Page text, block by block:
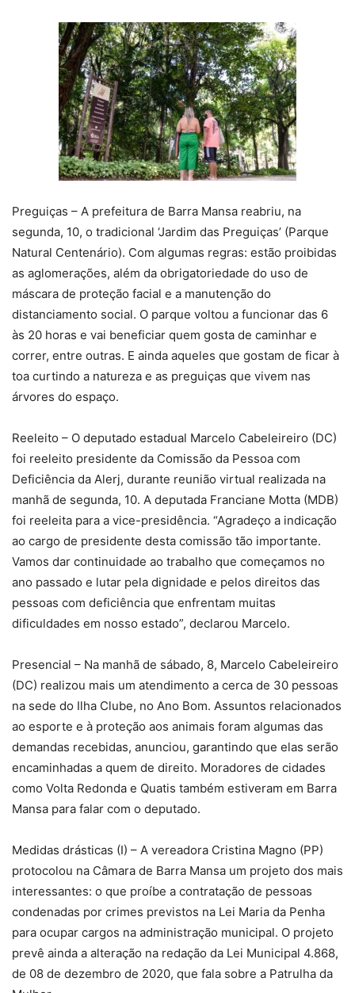
Preguiças – A prefeitura de Barra Mansa reabriu, na
segunda, 10, o tradicional ‘Jardim das Preguiças’ (Parque
Natural Centenário). Com algumas regras: estão proibidas
as aglomerações, além da obrigatoriedade do uso de
máscara de proteção facial e a manutenção do
distanciamento social. O parque voltou a funcionar das 6
às 20 horas e vai beneficiar quem gosta de caminhar e
correr, entre outras. E ainda aqueles que gostam de ficar à
toa curtindo a natureza e as preguiças que vivem nas
árvores do espaço.
Reeleito – O deputado estadual Marcelo Cabeleireiro (DC)
foi reeleito presidente da Comissão da Pessoa com
Deficiência da Alerj, durante reunião virtual realizada na
manhã de segunda, 10. A deputada Franciane Motta (MDB)
foi reeleita para a vice-presidência. “Agradeço a indicação
ao cargo de presidente desta comissão tão importante.
Vamos dar continuidade ao trabalho que começamos no
ano passado e lutar pela dignidade e pelos direitos das
pessoas com deficiência que enfrentam muitas
dificuldades em nosso estado”, declarou Marcelo.
Presencial – Na manhã de sábado, 8, Marcelo Cabeleireiro
(DC) realizou mais um atendimento a cerca de 30 pessoas
na sede do Ilha Clube, no Ano Bom. Assuntos relacionados
ao esporte e à proteção aos animais foram algumas das
demandas recebidas, anunciou, garantindo que elas serão
encaminhadas a quem de direito. Moradores de cidades
como Volta Redonda e Quatis também estiveram em Barra
Mansa para falar com o deputado.
Medidas drásticas (I) – A vereadora Cristina Magno (PP)
protocolou na Câmara de Barra Mansa um projeto dos mais
interessantes: o que proíbe a contratação de pessoas
condenadas por crimes previstos na Lei Maria da Penha
para ocupar cargos na administração municipal. O projeto
prevê ainda a alteração na redação da Lei Municipal 4.868,
de 08 de dezembro de 2020, que fala sobre a Patrulha da